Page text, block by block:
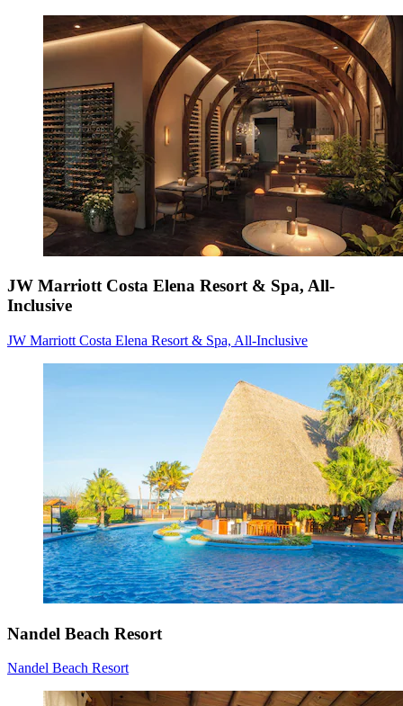
JW Marriott Costa Elena Resort & Spa, All-
Inclusive
JW Marriott Costa Elena Resort & Spa, All-Inclusive
Nandel Beach Resort
Nandel Beach Resort